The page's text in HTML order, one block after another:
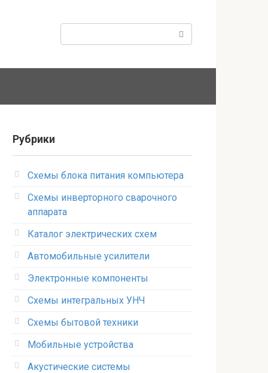
Рубрики
Схемы блока питания компьютера
Схемы инверторного сварочного
аппарата
Каталог электрических схем
Автомобильные усилители
Электронные компоненты
Схемы интегральных УНЧ
Схемы бытовой техники
Мобильные устройства
Акустические системы